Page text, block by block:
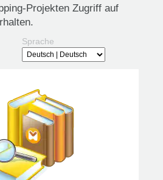
Projekten Zugriff auf
Sprache